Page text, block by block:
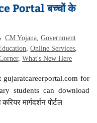
Portal बच्चों के
CM Yojana, Government
,Online Services
,What's New Here
for
students can download
मार्गदर्शन पोर्टल